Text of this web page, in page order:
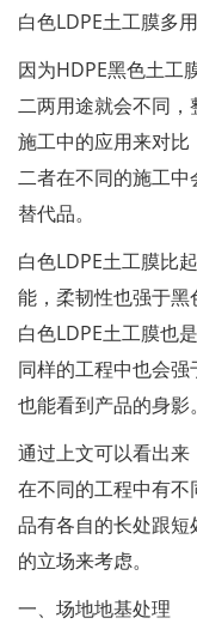
白色LDPE土工膜多
因为HDPE黑色土工
二两用途就会不同
施工中的应用来对比
二者在不同的施工
替代品。
白色LDPE土工膜比
能，柔韧性也强于
白色LDPE土工膜也
同样的工程中也会
也能看到产品的身影。
通过上文可以看出来
在不同的工程中有
品有各自的长处跟
的立场来考虑。
一、场地地基处理